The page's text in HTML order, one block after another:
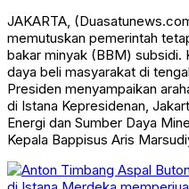
JAKARTA,
memutuskan pemerintah
bakar minyak (BBM) subsidi.
daya beli masyarakat di
Presiden menyampaikan
di Istana Kepresidenan,
Energi dan Sumber Daya
Kepala Bappisus Aris